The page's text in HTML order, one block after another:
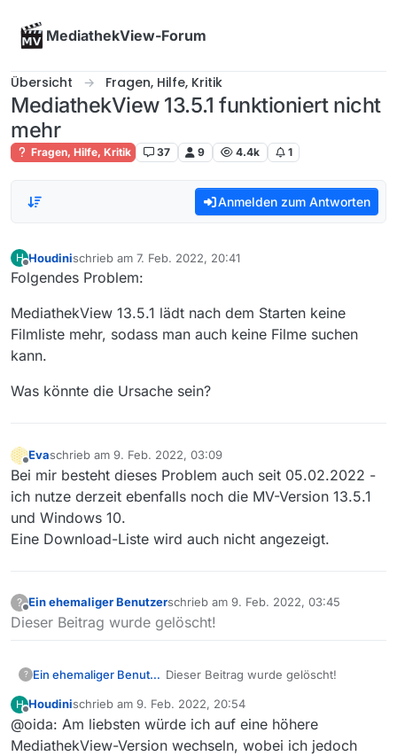
MediathekView-Forum
Übersicht Fragen, Hilfe, Kritik
MediathekView 13.5.1 funktioniert nicht
mehr
Fragen, Hilfe, Kritik 37 9 4.4k 1
Anmelden zum Antworten
H
Offline
Houdinischrieb am 7. Feb. 2022, 20:41
zuletzt editiert von
Folgendes Problem:
MediathekView 13.5.1 lädt nach dem Starten keine
Filmliste mehr, sodass man auch keine Filme suchen
kann.
Was könnte die Ursache sein?
Offline
Evaschrieb am 9. Feb. 2022, 03:09
zuletzt editiert von
Bei mir besteht dieses Problem auch seit 05.02.2022 -
ich nutze derzeit ebenfalls noch die MV-Version 13.5.1
und Windows 10.
Eine Download-Liste wird auch nicht angezeigt.
?
Offline
Ein ehemaliger Benutzerschrieb am 9. Feb. 2022, 03:45
zuletzt editiert von
Dieser Beitrag wurde gelöscht!
? Ein ehemaliger Benutzer Dieser Beitrag wurde gelöscht!
H
Offline
Houdinischrieb am 9. Feb. 2022, 20:54
zuletzt editiert von
@oida: Am liebsten würde ich auf eine höhere
MediathekView-Version wechseln, wobei ich jedoch